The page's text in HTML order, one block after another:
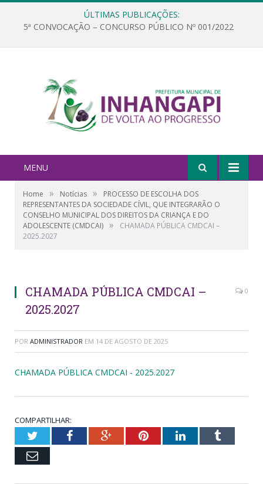
ÚLTIMAS PUBLICAÇÕES:
5ª CONVOCAÇÃO – CONCURSO PÚBLICO Nº 001/2022
MENU
Home » Notícias »
PROCESSO DE ESCOLHA DOS
REPRESENTANTES DA SOCIEDADE CÍVIL, QUE INTEGRARÃO O
CONSELHO MUNICIPAL DOS DIREITOS DA CRIANÇA E DO
ADOLESCENTE (CMDCAI) »
CHAMADA PÚBLICA CMDCAI –
2025.2027
CHAMADA PÚBLICA CMDCAI –
2025.2027
0
POR ADMINISTRADOR EM 14 DE AGOSTO DE 2025
CHAMADA PÚBLICA CMDCAI - 2025.2027
COMPARTILHAR:
TwitterFacebookGoogle+PinterestLinkedInTumblr
Email